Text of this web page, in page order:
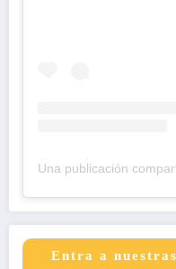
Entra a